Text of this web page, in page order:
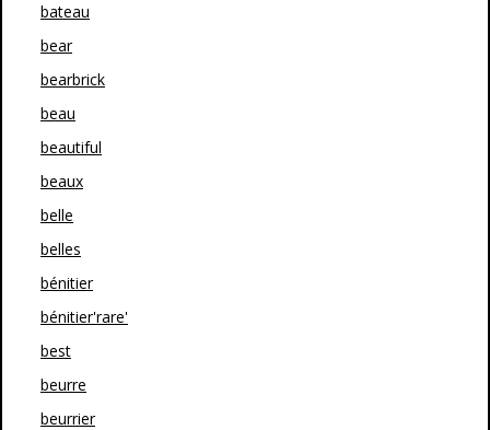
bateau
bear
bearbrick
beau
beautiful
beaux
belle
belles
bénitier
bénitier'rare'
best
beurre
beurrier